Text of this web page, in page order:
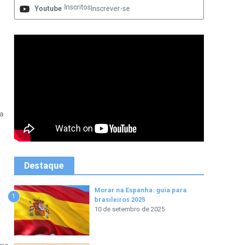
Youtube Inscritos Inscrever-se
Destaque
1
Morar na Espanha: guia para
brasileiros 2025
10 de setembro de 2025